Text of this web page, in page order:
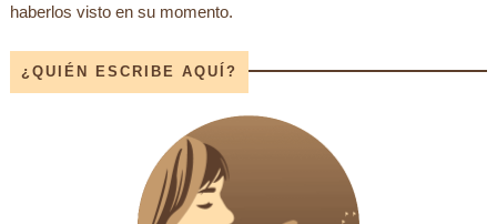
haberlos visto en su momento.
¿QUIÉN ESCRIBE AQUÍ?